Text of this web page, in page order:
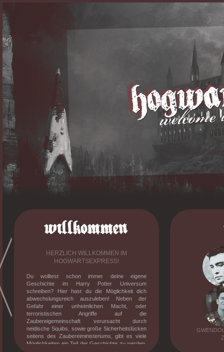
HERZLICH WILLKOMMEN IM
HOGWARTSEXPRESS!
Du wolltest schon immer deine eigene
Geschichte im Harry Potter Universum
schreiben? Hier hast du die Möglichkeit dich
abwechslungsreich auszuleben! Neben der
Gefahr einer unheimlichen Macht, oder
terroristischen Angriffe auf die
Zaubereigemeinschaft verursacht durch
neidische Squibs, sowie große Sicherheitslücken
seitens des Zaubereiministeriums, gibt es viele
Möglichkeiten ein Teil der Geschichte zu werden.